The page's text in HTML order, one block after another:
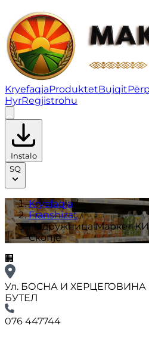
Подружница Маркет КИППЕР
KryefaqjaProduktetBujqit
HyrRegjistrohu
Instalo
SQ
Kryefaqja/
Franshizat/
Подружница Маркет
Скопје
🏢
Ул. БОСНА И ХЕРЦЕГОВИНА
БУТЕЛ
076 447744